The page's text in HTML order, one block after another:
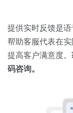
提供实时反馈是
帮助客服代表在
提高客户满意度。
码咨询。